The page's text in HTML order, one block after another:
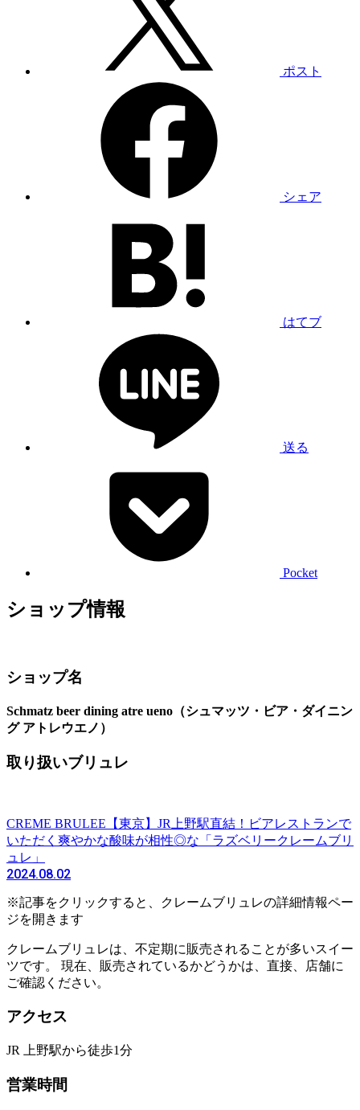
ポスト
シェア
はてブ
送る
Pocket
ショップ情報
ショップ名
Schmatz beer dining atre ueno（シュマッツ・ビア・ダイニン
グ アトレウエノ）
取り扱いブリュレ
CREME BRULEE 【東京】JR上野駅直結！ビアレストランで
いただく爽やかな酸味が相性◎な「ラズベリークレームブリ
ュレ」
2024.08.02
※記事をクリックすると、クレームブリュレの詳細情報ペー
ジを開きます
クレームブリュレは、不定期に販売されることが多いスイー
ツです。 現在、販売されているかどうかは、直接、店舗に
ご確認ください。
アクセス
JR 上野駅から徒歩1分
営業時間